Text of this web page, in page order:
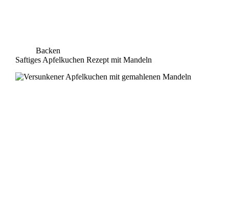
Backen
Saftiges Apfelkuchen Rezept mit Mandeln